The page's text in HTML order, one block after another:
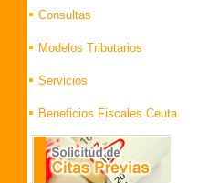
Consultas
Modelos Tributarios
Servicios
Beneficios Fiscales Ceuta